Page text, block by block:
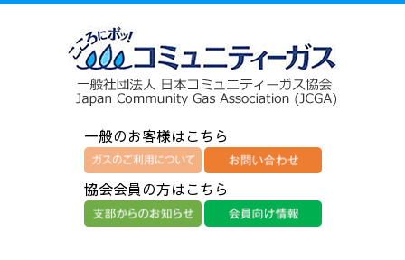
一般のお客様はこちら
協会会員の方はこちら